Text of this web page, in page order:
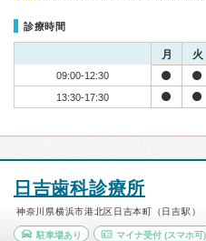
診療時間
月 火
09:00-12:30
13:30-17:30
日吉歯科診療所
神奈川県横浜市港北区日吉本町（日吉駅）
駐車場あり マイナ受付(スマホ可)